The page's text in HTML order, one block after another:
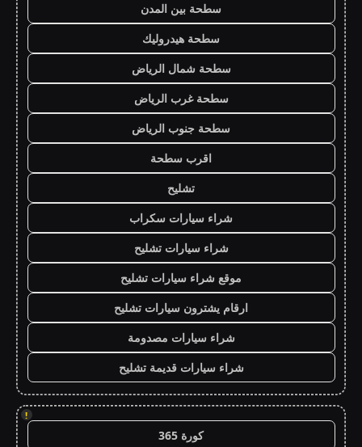
سطحة بين المدن
سطحة هيدروليك
سطحة شمال الرياض
سطحة غرب الرياض
سطحة جنوب الرياض
اقرب سطحة
تشليح
شراء سيارات سكراب
شراء سيارات تشليح
موقع شراء سيارات تشليح
ارقام يشترون سيارات تشليح
شراء سيارات مصدومة
شراء سيارات قديمة تشليح
!
كورة 365